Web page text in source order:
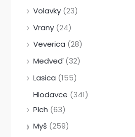
Volavky (23)
Vrany (24)
Veverica (28)
Medveď (32)
Lasica (155)
Hlodavce (341)
Plch (63)
Myš (259)